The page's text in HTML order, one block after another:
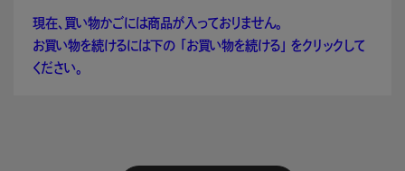
現在、買い物かごには商品が入っておりません。
お買い物を続けるには下の 「お買い物を続ける」 をクリックして
ください。